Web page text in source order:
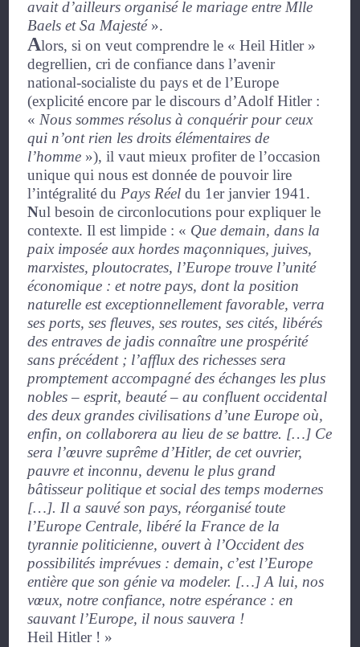
avait d’ailleurs organisé le mariage entre Mlle
Baels et Sa Majesté».
Alors, si on veut comprendre le « Heil Hitler »
degrellien, cri de confiance dans l’avenir
national-socialiste du pays et de l’Europe
(explicité encore par le discours d’Adolf Hitler :
« Nous sommes résolus à conquérir pour ceux
qui n’ont rien les droits élémentaires de
l’homme »), il vaut mieux profiter de l’occasion
unique qui nous est donnée de pouvoir lire
l’intégralité du Pays Réel du 1erjanvier 1941.
Nul besoin de circonlocutions pour expliquer le
contexte. Il est limpide : « Que demain, dans la
paix imposée aux hordes maçonniques, juives,
marxistes, ploutocrates, l’Europe trouve l’unité
économique : et notre pays, dont la position
naturelle est exceptionnellement favorable, verra
ses ports, ses fleuves, ses routes, ses cités, libérés
des entraves de jadis connaître une prospérité
sans précédent ; l’afflux des richesses sera
promptement accompagné des échanges les plus
nobles – esprit, beauté – au confluent occidental
des deux grandes civilisations d’une Europe où,
enfin, on collaborera au lieu de se battre. […] Ce
sera l’œuvre suprême d’Hitler, de cet ouvrier,
pauvre et inconnu, devenu le plus grand
bâtisseur politique et social des temps modernes
[…]. Il a sauvé son pays, réorganisé toute
l’Europe Centrale, libéré la France de la
tyrannie politicienne, ouvert à l’Occident des
possibilités imprévues : demain, c’est l’Europe
entière que son génie va modeler. […] A lui, nos
vœux, notre confiance, notre espérance : en
sauvant l’Europe, il nous sauvera !
Heil Hitler ! »